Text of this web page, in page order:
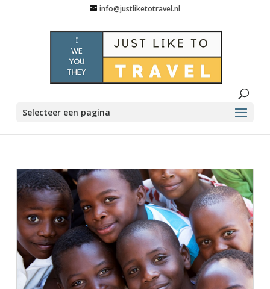
info@justliketotravel.nl
Selecteer een pagina